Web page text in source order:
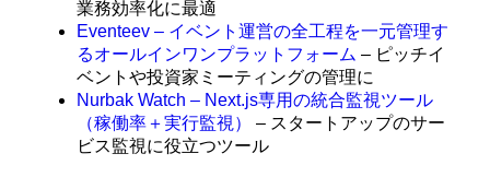
業務効率化に最適
Eventeev – イベント運営の全工程を一元管理す
るオールインワンプラットフォーム – ピッチイ
ベントや投資家ミーティングの管理に
Nurbak Watch – Next.js専用の統合監視ツール
（稼働率＋実行監視）
– スタートアップのサー
ビス監視に役立つツール